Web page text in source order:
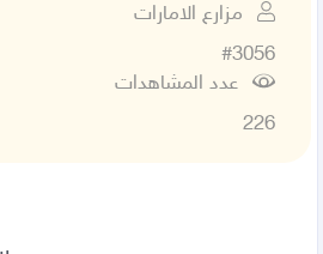
مزارع الامارات
#3056
عدد المشاهدات
226